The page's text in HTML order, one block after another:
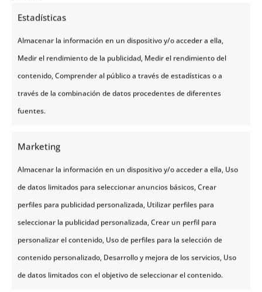
Estadísticas
Almacenar la información en un dispositivo y/o acceder a ella,
Medir el rendimiento de la publicidad, Medir el rendimiento del
contenido, Comprender al público a través de estadísticas o a
través de la combinación de datos procedentes de diferentes
fuentes.
Marketing
Almacenar la información en un dispositivo y/o acceder a ella, Uso
de datos limitados para seleccionar anuncios básicos, Crear
perfiles para publicidad personalizada, Utilizar perfiles para
seleccionar la publicidad personalizada, Crear un perfil para
personalizar el contenido, Uso de perfiles para la selección de
contenido personalizado, Desarrollo y mejora de los servicios, Uso
de datos limitados con el objetivo de seleccionar el contenido.
las tradiciones locales. Las saunas, presentes en
representan una experiencia muy apreciada tanto
Viajar por Finlandia significa descubrir paisajes
serenos, ciudades agradables y una cultura que
valora la sencillez y el contacto con el entorno. Es un
destino que combina naturaleza, autenticidad y
También destaca por su compromiso con la
conservación de la naturaleza, visible en la calidad
estos tienen para la población local.
Finlandia es un destino que combina cultura,
naturaleza y calidad de vida. Desde las costas del
sur hasta las tierras árticas del norte, ofrece una
amplia variedad de escenarios y experiencias que
permiten descubrir una de las regiones más
auténticas y mejor conservadas de Europa.